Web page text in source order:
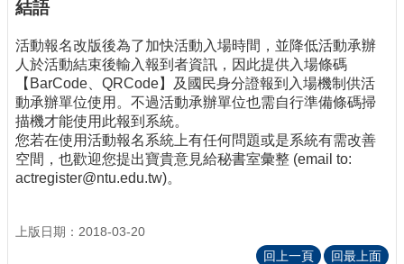
結語
活動報名改版後為了加快活動入場時間，並降低活動承辦
人於活動結束後輸入報到者資訊，因此提供入場條碼
【BarCode、QRCode】及國民身分證報到入場機制供活
動承辦單位使用。不過活動承辦單位也需自行準備條碼掃
描機才能使用此報到系統。
您若在使用活動報名系統上有任何問題或是系統有需改善
空間，也歡迎您提出寶貴意見給秘書室彙整 (email to:
actregister@ntu.edu.tw)。
上版日期：2018-03-20
回上一頁
回最上面